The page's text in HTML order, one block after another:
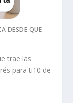
DESDE QUE
trae las
para ti10 de